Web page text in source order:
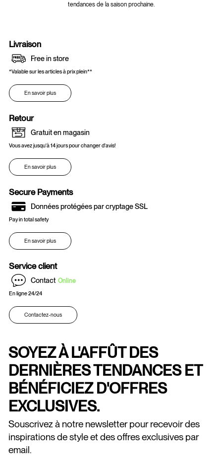
tendances de la saison prochaine.
Livraison
Free in store
*Valable sur les articles à prix plein**
En savoir plus
Retour
Gratuit en magasin
Vous avez jusqu'à 14 jours pour changer d'avis!
En savoir plus
Secure Payments
Données protégées par cryptage SSL
Pay in total safety
En savoir plus
Service client
Contact Online
En ligne 24/24
Contactez-nous
SOYEZ À L'AFFÛT DES
DERNIÈRES TENDANCES ET
BÉNÉFICIEZ D'OFFRES
EXCLUSIVES.
Souscrivez à notre newsletter pour recevoir des
inspirations de style et des offres exclusives par
email.